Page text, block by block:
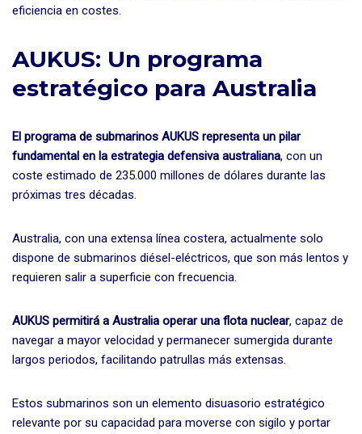
eficiencia en costes.
AUKUS: Un programa
estratégico para Australia
El programa de submarinos AUKUS representa un pilar
fundamental en la estrategia defensiva australiana, con un
coste estimado de 235.000 millones de dólares durante las
próximas tres décadas.
Australia, con una extensa línea costera, actualmente solo
dispone de submarinos diésel-eléctricos, que son más lentos y
requieren salir a superficie con frecuencia.
AUKUS permitirá a Australia operar una flota nuclear, capaz de
navegar a mayor velocidad y permanecer sumergida durante
largos periodos, facilitando patrullas más extensas.
Estos submarinos son un elemento disuasorio estratégico
relevante por su capacidad para moverse con sigilo y portar